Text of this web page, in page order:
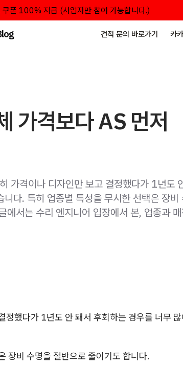
쿠폰 100% 지급 (사업자만 참여 가능합니다.)
견적 문의 바로가기 카
가격보다 AS 먼저
가격이나 디자인만 보고 결정했다가 1년도
다. 특히 업종별 특성을 무시한 선택은 장비
에서는 수리 엔지니어 입장에서 본, 업종과
정했다가 1년도 안 돼서 후회하는 경우를 너무
장비 수명을 절반으로 줄이기도 합니다.